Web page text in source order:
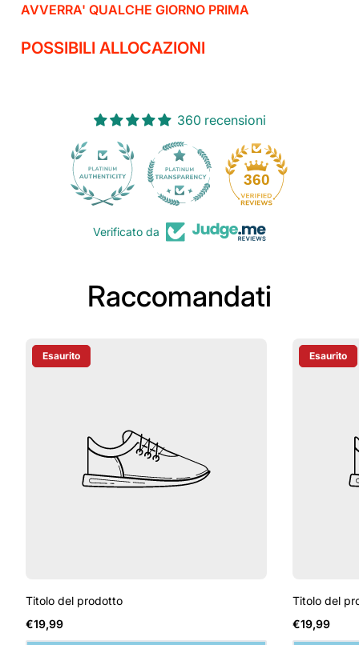
AVVERRA' QUALCHE GIORNO PRIMA
POSSIBILI ALLOCAZIONI
360 recensioni
360
Verificato da
Raccomandati
Etichetta Del Prodotto:
Esaurito
Titolo del prodotto
Prezzo
normale
€19,99
Etichetta
Esaurito
Titolo del
Prezzo
normale
€19,99